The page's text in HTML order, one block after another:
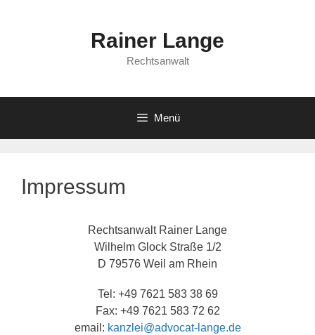
Rainer Lange
Rechtsanwalt
Menü
Impressum
Rechtsanwalt Rainer Lange
Wilhelm Glock Straße 1/2
D 79576 Weil am Rhein
Tel: +49 7621 583 38 69
Fax: +49 7621 583 72 62
email: kanzlei@advocat-lange.de